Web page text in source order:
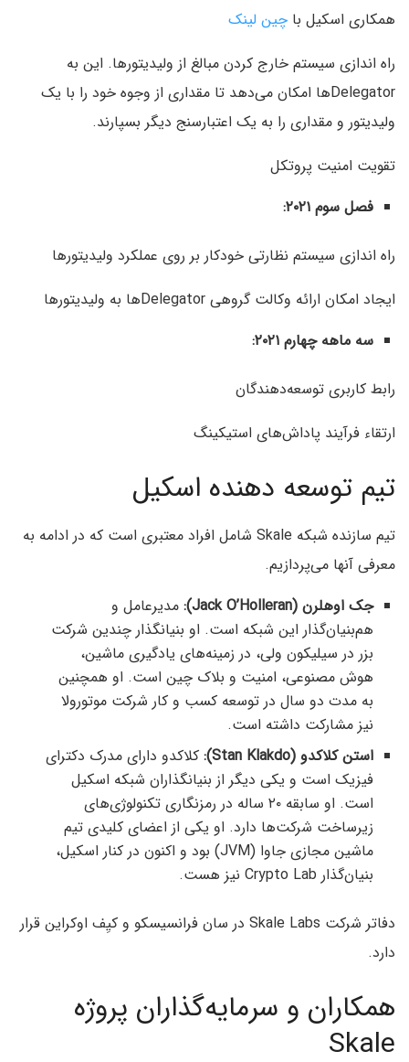
همکاری اسکیل با چین لینک
راه اندازی سیستم خارج کردن مبالغ از ولیدیتورها. این به
Delegatorها امکان می‌دهد تا مقداری از وجوه خود را با یک
ولیدیتور و مقداری را به یک اعتبارسنج دیگر بسپارند.
تقویت امنیت پروتکل
فصل سوم ۲۰۲۱:
راه اندازی سیستم نظارتی خودکار بر روی عملکرد ولیدیتورها
ایجاد امکان ارائه وکالت گروهی Delegatorها به ولیدیتورها
سه ماهه چهارم ۲۰۲۱:
رابط کاربری توسعه‌دهندگان
ارتقاء فرآیند پاداش‌های استیکینگ
تیم توسعه دهنده اسکیل
تیم سازنده شبکه Skale شامل افراد معتبری است که در ادامه به
معرفی آنها می‌پردازیم.
جک اوهلرن (Jack O’Holleran):
مدیرعامل و
هم‌بنیان‌گذار این شبکه است. او بنیانگذار چندین شرکت
بزر در سیلیکون ولی، در زمینه‌های یادگیری ماشین،
هوش مصنوعی، امنیت و بلاک چین است. او همچنین
به مدت دو سال در توسعه کسب و کار شرکت موتورولا
نیز مشارکت داشته است.
استن کلاکدو (Stan Klakdo):
کلاکدو دارای مدرک دکترای
فیزیک است و یکی دیگر از بنیانگذاران شبکه اسکیل
است. او سابقه ۲۰ ساله در رمزنگاری تکنولوژی‌های
زیرساخت شرکت‌ها دارد. او یکی از اعضای کلیدی تیم
ماشین مجازی جاوا (JVM) بود و اکنون در کنار اسکیل،
بنیان‌گذار Crypto Lab نیز هست.
دفاتر شرکت Skale Labs در سان فرانسیسکو و کیِف اوکراین قرار
دارد.
همکاران و سرمایه‌گذاران پروژه
Skale